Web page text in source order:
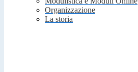
Organizzazione
La storia